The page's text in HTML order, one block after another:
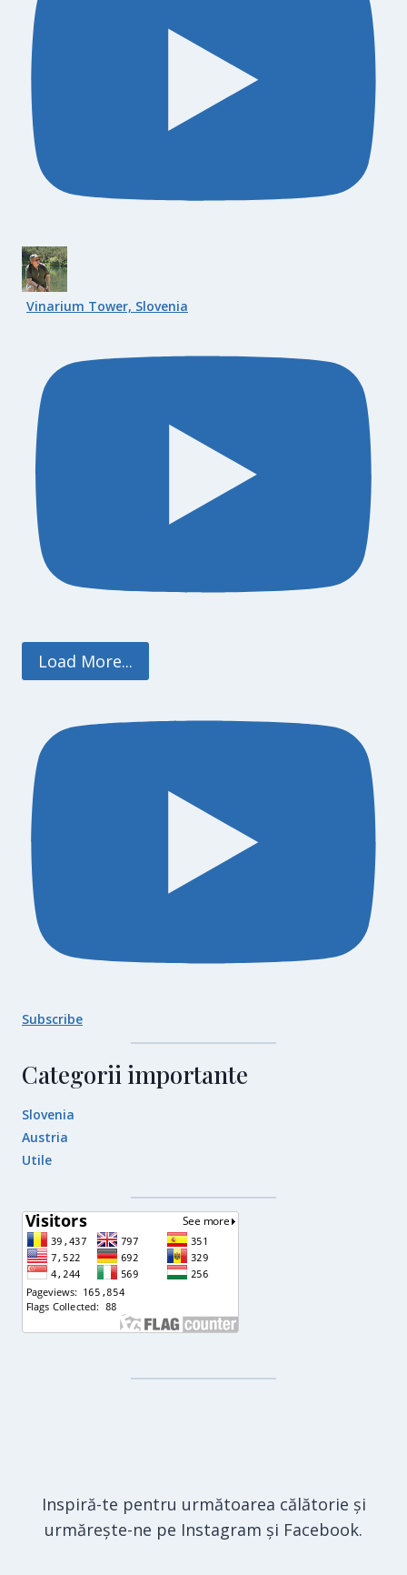
Vinarium Tower, Slovenia
Load More...
Subscribe
Categorii importante
Slovenia
Austria
Utile
Inspiră-te pentru următoarea călătorie și
urmărește-ne pe Instagram și Facebook.